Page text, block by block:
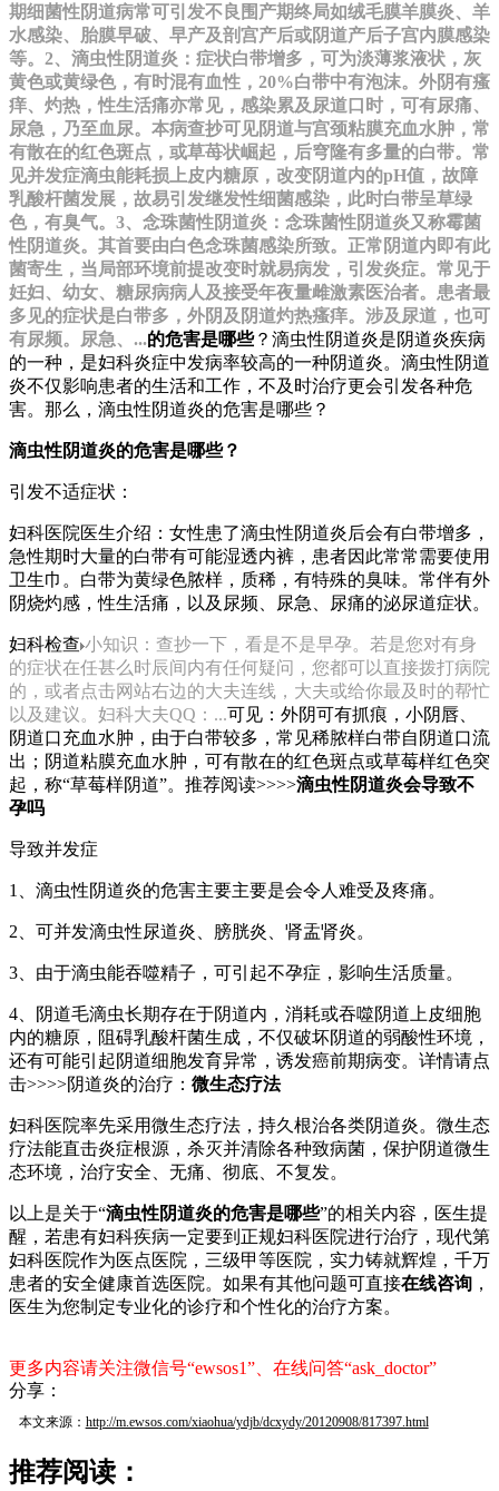
期细菌性阴道病常可引发不良围产期终局如绒毛膜羊膜炎、羊
水感染、胎膜早破、早产及剖宫产后或阴道产后子宫内膜感染
等。2、滴虫性阴道炎：症状白带增多，可为淡薄浆液状，灰
黄色或黄绿色，有时混有血性，20%白带中有泡沫。外阴有瘙
痒、灼热，性生活痛亦常见，感染累及尿道口时，可有尿痛、
尿急，乃至血尿。本病查抄可见阴道与宫颈粘膜充血水肿，常
有散在的红色斑点，或草苺状崛起，后穹隆有多量的白带。常
见并发症滴虫能耗损上皮内糖原，改变阴道内的pH值，故障
乳酸杆菌发展，故易引发继发性细菌感染，此时白带呈草绿
色，有臭气。3、念珠菌性阴道炎：念珠菌性阴道炎又称霉菌
性阴道炎。其首要由白色念珠菌感染所致。正常阴道内即有此
菌寄生，当局部环境前提改变时就易病发，引发炎症。常见于
妊妇、幼女、糖尿病病人及接受年夜量雌激素医治者。患者最
多见的症状是白带多，外阴及阴道灼热瘙痒。涉及尿道，也可
有尿频。尿急、...的危害是哪些？滴虫性阴道炎是阴道炎疾病
的一种，是妇科炎症中发病率较高的一种阴道炎。滴虫性阴道
炎不仅影响患者的生活和工作，不及时治疗更会引发各种危
害。那么，滴虫性阴道炎的危害是哪些？
滴虫性阴道炎的危害是哪些？
引发不适症状：
妇科医院医生介绍：女性患了滴虫性阴道炎后会有白带增多，
急性期时大量的白带有可能湿透内裤，患者因此常常需要使用
卫生巾。白带为黄绿色脓样，质稀，有特殊的臭味。常伴有外
阴烧灼感，性生活痛，以及尿频、尿急、尿痛的泌尿道症状。
妇科检查 小知识：查抄一下，看是不是早孕。若是您对有身
的症状在任甚么时辰间内有任何疑问，您都可以直接拨打病院
的，或者点击网站右边的大夫连线，大夫或给你最及时的帮忙
以及建议。妇科大夫QQ：...可见：外阴可有抓痕，小阴唇、
阴道口充血水肿，由于白带较多，常见稀脓样白带自阴道口流
出；阴道粘膜充血水肿，可有散在的红色斑点或草莓样红色突
起，称“草莓样阴道”。推荐阅读>>>>滴虫性阴道炎会导致不
孕吗
导致并发症
1、滴虫性阴道炎的危害主要主要是会令人难受及疼痛。
2、可并发滴虫性尿道炎、膀胱炎、肾盂肾炎。
3、由于滴虫能吞噬精子，可引起不孕症，影响生活质量。
4、阴道毛滴虫长期存在于阴道内，消耗或吞噬阴道上皮细胞
内的糖原，阻碍乳酸杆菌生成，不仅破坏阴道的弱酸性环境，
还有可能引起阴道细胞发育异常，诱发癌前期病变。详情请点
击>>>>阴道炎的治疗： 微生态疗法
妇科医院率先采用微生态疗法，持久根治各类阴道炎。微生态
疗法能直击炎症根源，杀灭并清除各种致病菌，保护阴道微生
态环境，治疗安全、无痛、彻底、不复发。
以上是关于“滴虫性阴道炎的危害是哪些”的相关内容，医生提
醒，若患有妇科疾病一定要到正规妇科医院进行治疗，现代第
妇科医院作为医点医院，三级甲等医院，实力铸就辉煌，千万
患者的安全健康首选医院。如果有其他问题可直接在线咨询 ，
医生为您制定专业化的诊疗和个性化的治疗方案。
更多内容请关注微信号“ewsos1”、在线问答“ask_doctor”
分享：
本文来源： http://m.ewsos.com/xiaohua/ydjb/dcxydy/20120908/817397.html
推荐阅读：